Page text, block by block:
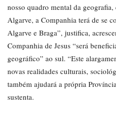
nosso quadro mental da
Algarve, a Companhia terá de se
Algarve e Braga”, justifica,
Companhia de Jesus “será
geográfico” ao sul. “Este
novas realidades culturais,
também ajudará a própria
sustenta.